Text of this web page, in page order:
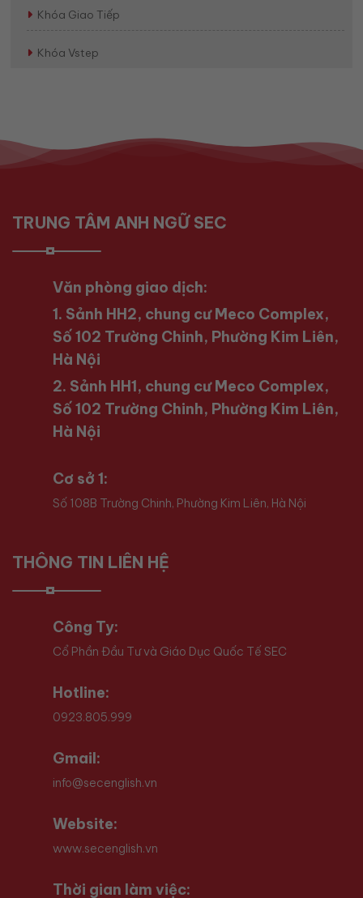
Khóa Giao Tiếp
Khóa Vstep
TRUNG TÂM ANH NGỮ SEC
Văn phòng giao dịch:
1. Sảnh HH2, chung cư Meco Complex,
Số 102 Trường Chinh, Phường Kim Liên,
Hà Nội
2. Sảnh HH1, chung cư Meco Complex,
Số 102 Trường Chinh, Phường Kim Liên,
Hà Nội
Cơ sở 1:
Số 108B Trường Chinh, Phường Kim Liên, Hà Nội
THÔNG TIN LIÊN HỆ
Công Ty:
Cổ Phần Đầu Tư và Giáo Dục Quốc Tế SEC
Hotline:
0923.805.999
Gmail:
info@secenglish.vn
Website:
www.secenglish.vn
Thời gian làm việc: